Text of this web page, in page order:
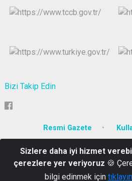
Bizi Takip Edin
Resmi Gazete
Adnan Menderes Mah. Şehit Ömer
0 226 811 50
Sizlere daha iyi hizmet
çerezlere yer veriyoruz 🍪
bilgi edinmek için